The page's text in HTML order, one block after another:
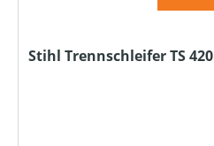
Stihl Trennschleifer TS 420